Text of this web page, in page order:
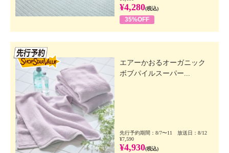
¥4,280(税込)
35%OFF
エアーかおるオーガニック
ボブパイルスーパー...
先行予約期間：8/7〜11 放送日：8/12
¥7,590
¥4,930(税込)